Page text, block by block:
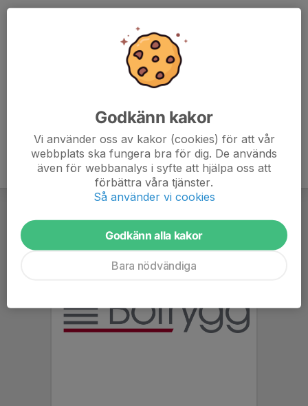
Godkänn kakor
Vi använder oss av kakor (cookies) för att vår
webbplats ska fungera bra för dig. De används
även för webbanalys i syfte att hjälpa oss att
förbättra våra tjänster.
Så använder vi cookies
Godkänn alla kakor
Bara nödvändiga